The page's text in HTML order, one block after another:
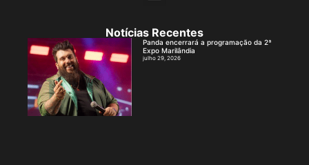
Notícias Recentes
Panda encerrará a programação da 2ª
Expo Marilândia
julho 29, 2026